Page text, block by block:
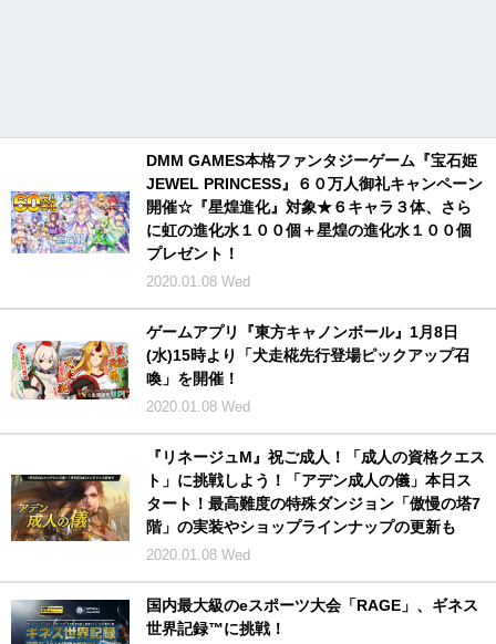
DMM GAMES本格ファンタジーゲーム『宝石姫
JEWEL PRINCESS』６０万人御礼キャンペーン
開催☆『星煌進化』対象★６キャラ３体、さら
に虹の進化水１００個＋星煌の進化水１００個
プレゼント！
2020.01.08 Wed
ゲームアプリ『東方キャノンボール』1月8日
(水)15時より「犬走椛先行登場ピックアップ召
喚」を開催！
2020.01.08 Wed
『リネージュM』祝ご成人！「成人の資格クエス
ト」に挑戦しよう！「アデン成人の儀」本日ス
タート！最高難度の特殊ダンジョン「傲慢の塔7
階」の実装やショップラインナップの更新も
2020.01.08 Wed
国内最大級のeスポーツ大会「RAGE」、ギネス
世界記録™に挑戦！